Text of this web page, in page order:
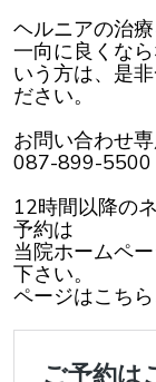
ヘルニアの治
一向に良くな
いう方は、是
ださい。
お問い合わせ
087-899-5500
12時間以降の
予約は
当院ホームペ
下さい。
ページはこちら